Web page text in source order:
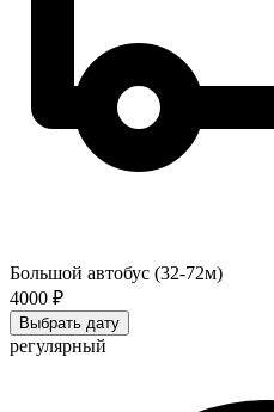
Большой автобус (32-72м)
4000 ₽
Выбрать дату
регулярный